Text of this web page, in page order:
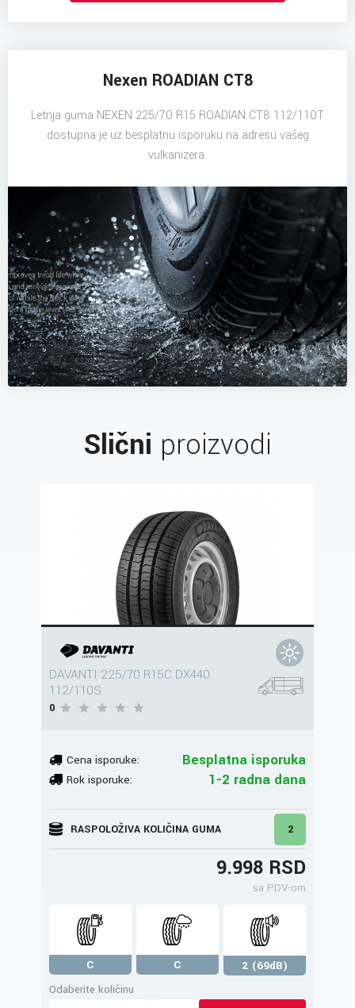
Nexen ROADIAN CT8
Letnja guma NEXEN 225/70 R15 ROADIAN CT8 112/110T
dostupna je uz besplatnu isporuku na adresu vašeg
vulkanizera.
Slični proizvodi
DAVANTI 225/70 R15C DX440
112/110S
0
Cena isporuke: Besplatna isporuka
Rok isporuke: 1-2 radna dana
RASPOLOŽIVA KOLIČINA GUMA 2
9.998 RSD
sa PDV-om
C C
2 (69dB)
Odaberite količinu